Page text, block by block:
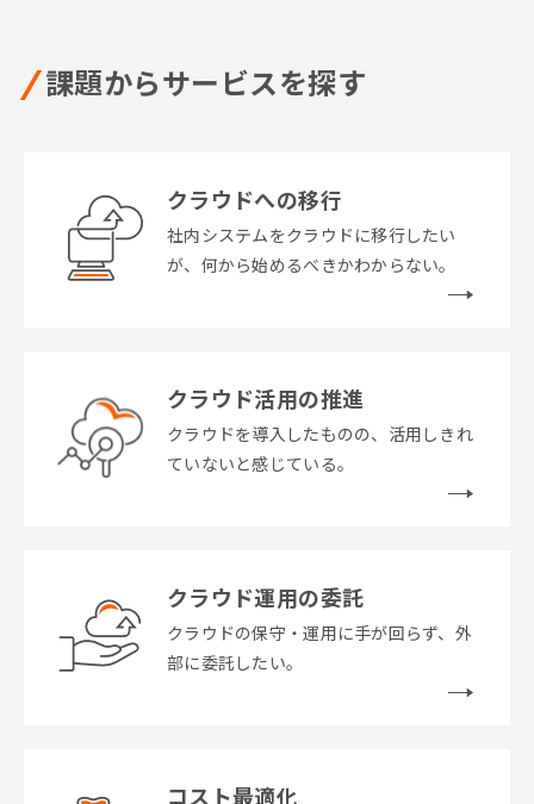
課題からサービスを探す
クラウドへの移行
社内システムをクラウドに移行したい
が、何から始めるべきかわからない。
クラウド活用の推進
クラウドを導入したものの、活用しきれ
ていないと感じている。
クラウド運用の委託
クラウドの保守・運用に手が回らず、外
部に委託したい。
コスト最適化